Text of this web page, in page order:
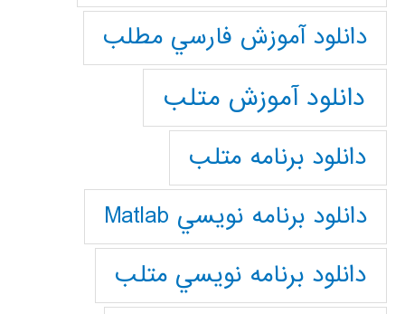
دانلود آموزش فارسي مطلب
دانلود آموزش متلب
دانلود برنامه متلب
دانلود برنامه نويسي Matlab
دانلود برنامه نويسي متلب